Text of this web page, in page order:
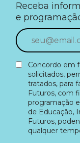
Receba
e
Concordo em
solicitados,
tratados, para
Futuros, com
programação
de Educação,
Futuros,
qualquer